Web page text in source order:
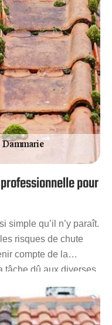
pour
simple qu’il n’y paraît.
risques de chute
compte de la
tâche dû aux diverses
un couvreur est
tuiles fragilisées,
d’accès… En